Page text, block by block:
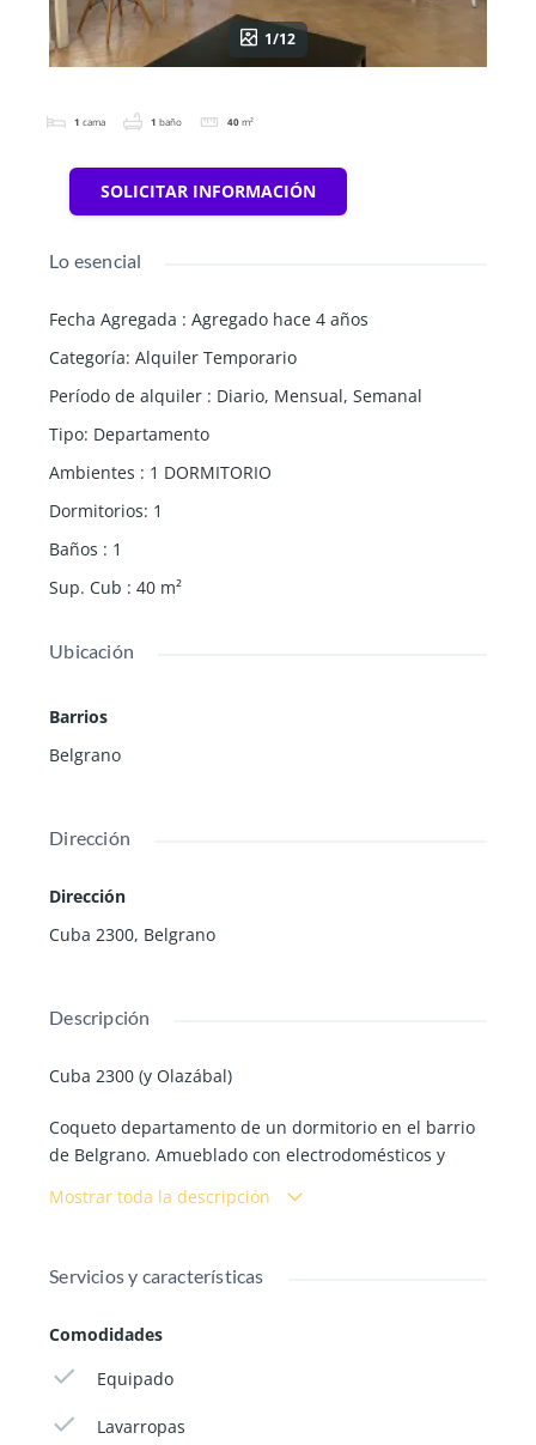
1/12
1 cama 1 baño 40 m²
SOLICITAR INFORMACIÓN
Lo esencial
Fecha Agregada : Agregado hace 4 años
Categoría: Alquiler Temporario
Período de alquiler : Diario, Mensual,Semanal
Tipo: Departamento
Ambientes : 1 DORMITORIO
Dormitorios: 1
Baños : 1
Sup. Cub : 40 m²
Ubicación
Barrios
Belgrano
Dirección
Dirección
Cuba 2300, Belgrano
Descripción
Cuba 2300 (y Olazábal)
Coqueto departamento de un dormitorio en el barrio
de Belgrano. Amueblado con electrodomésticos y
ambientes con ventana que da al pulmón de
plaza en el living.
comercial de Belgrano. Numerosas líneas de colectivo
y a pocas cuadras de la estación Juramento de subte
Mostrar toda la descripción
Servicios y características
Comodidades
Equipado
Lavarropas